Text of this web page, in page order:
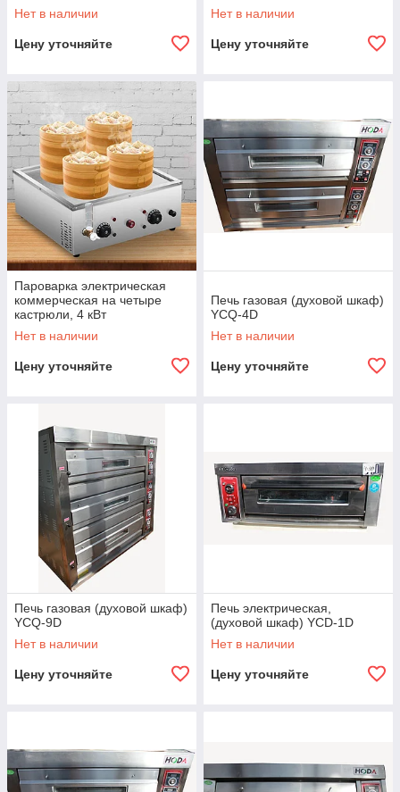
Нет в наличии
Цену уточняйте
Нет в наличии
Цену уточняйте
Пароварка электрическая
коммерческая на четыре
кастрюли, 4 кВт
Нет в наличии
Цену уточняйте
Печь газовая (духовой шкаф)
YCQ-4D
Нет в наличии
Цену уточняйте
Печь газовая (духовой шкаф)
YCQ-9D
Нет в наличии
Цену уточняйте
Печь электрическая,
(духовой шкаф) YCD-1D
Нет в наличии
Цену уточняйте